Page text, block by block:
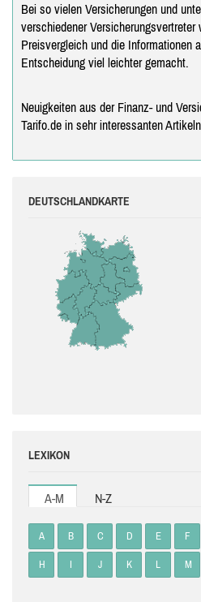
Bei so vielen Versicherungen und
verschiedener
Preisvergleich und die Informationen
Entscheidung viel leichter gemacht.
Neuigkeiten aus der Finanz- und
Tarifo.de in sehr interessanten
DEUTSCHLANDKARTE
LEXIKON
A-M N-Z
A B C D E F
H I J K L M